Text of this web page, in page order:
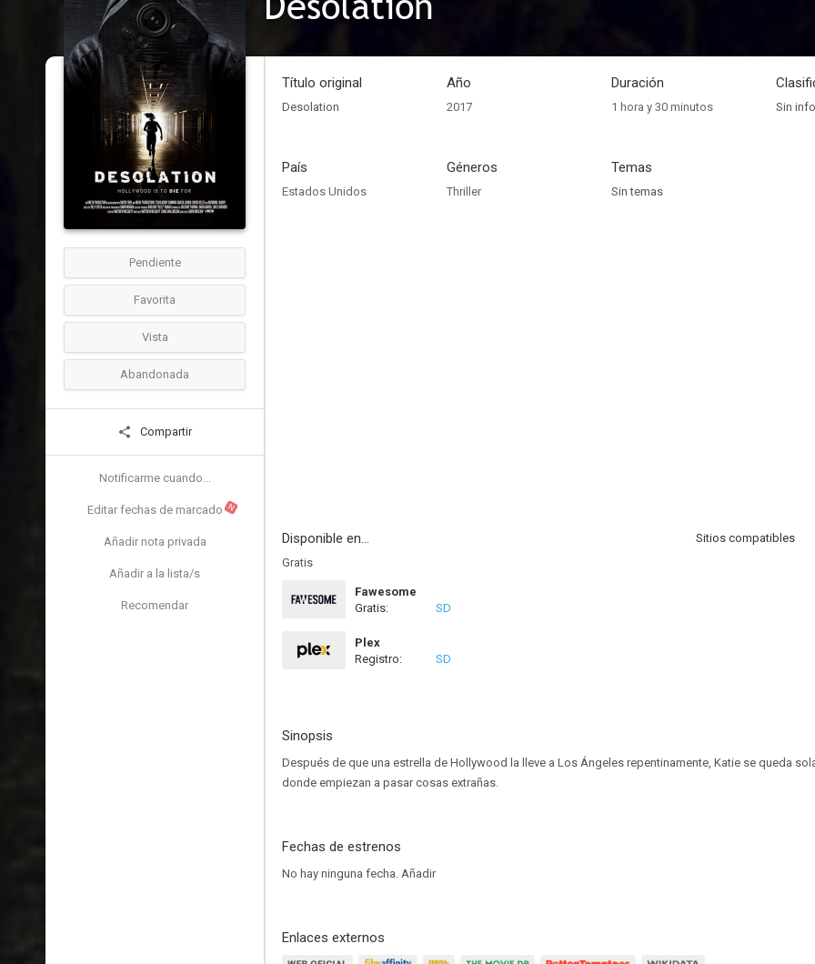
Pendiente
Favorita
Vista
Abandonada
Compartir
Notificarme cuando...
Editar fechas de marcado N
Añadir nota privada
Añadir a la lista/s
Recomendar
Título original
Desolation
Año
2017
Duración
1 hora y 30 minutos Sin
País
Estados Unidos
Géneros
Thriller
Temas
Sin temas
Disponible en...
Sitios compatibles
Gratis
Fawesome
Gratis:
SD
Plex
Registro:
SD
Sinopsis
Después de que una estrella de Hollywood la lleve a Los Ángeles repentinamente, Katie se queda
donde empiezan a pasar cosas extrañas.
Fechas de estrenos
No hay ninguna fecha. Añadir
Enlaces externos